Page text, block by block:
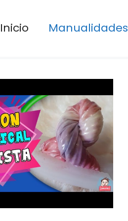
Inicio Manualidades